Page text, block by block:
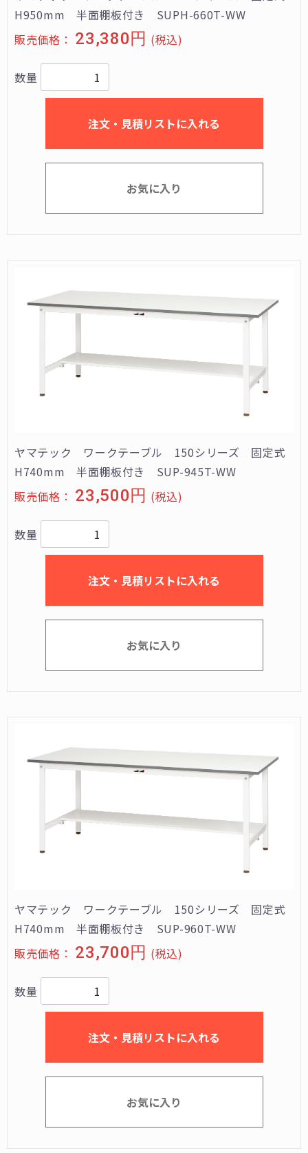
H950mm 半面棚板付き SUPH-660T-WW
販売価格： 23,380円 (税込)
数量
注文・見積リストに入れる
お気に入り
ヤマテック ワークテーブル 150シリーズ 固定式
H740mm 半面棚板付き SUP-945T-WW
販売価格： 23,500円 (税込)
数量
注文・見積リストに入れる
お気に入り
ヤマテック ワークテーブル 150シリーズ 固定式
H740mm 半面棚板付き SUP-960T-WW
販売価格： 23,700円 (税込)
数量
注文・見積リストに入れる
お気に入り